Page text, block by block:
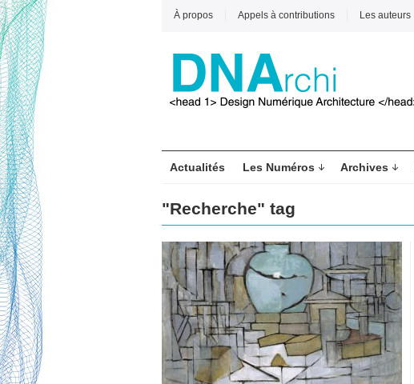
À propos Appels à contributions Les auteurs
Actualités Les Numéros Archives
"Recherche" tag